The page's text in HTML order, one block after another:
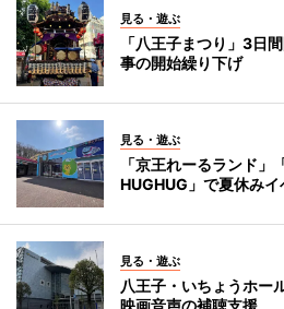
見る・遊ぶ
「八王子まつり」3日
事の開始繰り下げ
見る・遊ぶ
「京王れーるランド」
HUGHUG」で夏休みイ
見る・遊ぶ
八王子・いちょうホ
映画音声の補聴支援